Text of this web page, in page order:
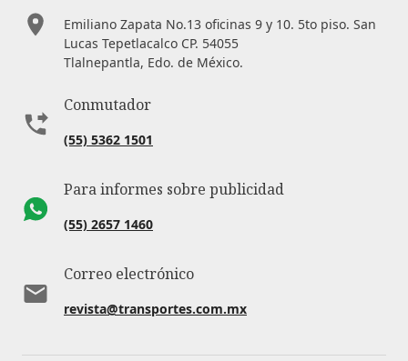
Emiliano Zapata No.13 oficinas 9 y 10. 5to piso. San
Lucas Tepetlacalco CP. 54055
Tlalnepantla, Edo. de México.
Conmutador
(55) 5362 1501
Para informes sobre publicidad
(55) 2657 1460
Correo electrónico
revista@transportes.com.mx